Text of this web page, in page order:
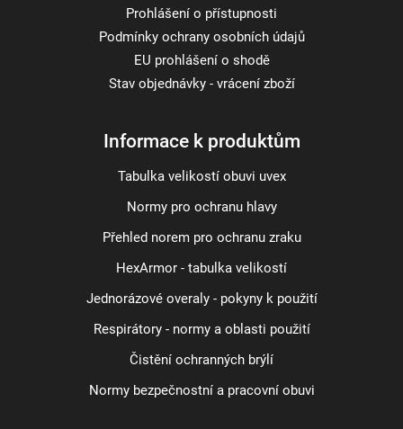
Prohlášení o přístupnosti
Podmínky ochrany osobních údajů
EU prohlášení o shodě
Stav objednávky - vrácení zboží
Informace k produktům
Tabulka velikostí obuvi uvex
Normy pro ochranu hlavy
Přehled norem pro ochranu zraku
HexArmor - tabulka velikostí
Jednorázové overaly - pokyny k použití
Respirátory - normy a oblasti použití
Čistění ochranných brýlí
Normy bezpečnostní a pracovní obuvi